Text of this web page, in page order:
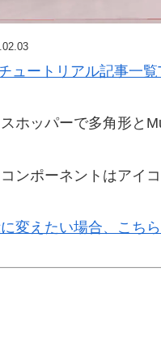
ュートリアル記事一覧
ホッパーで多角形と
ンポーネントはアイ
変えたい場合、こち